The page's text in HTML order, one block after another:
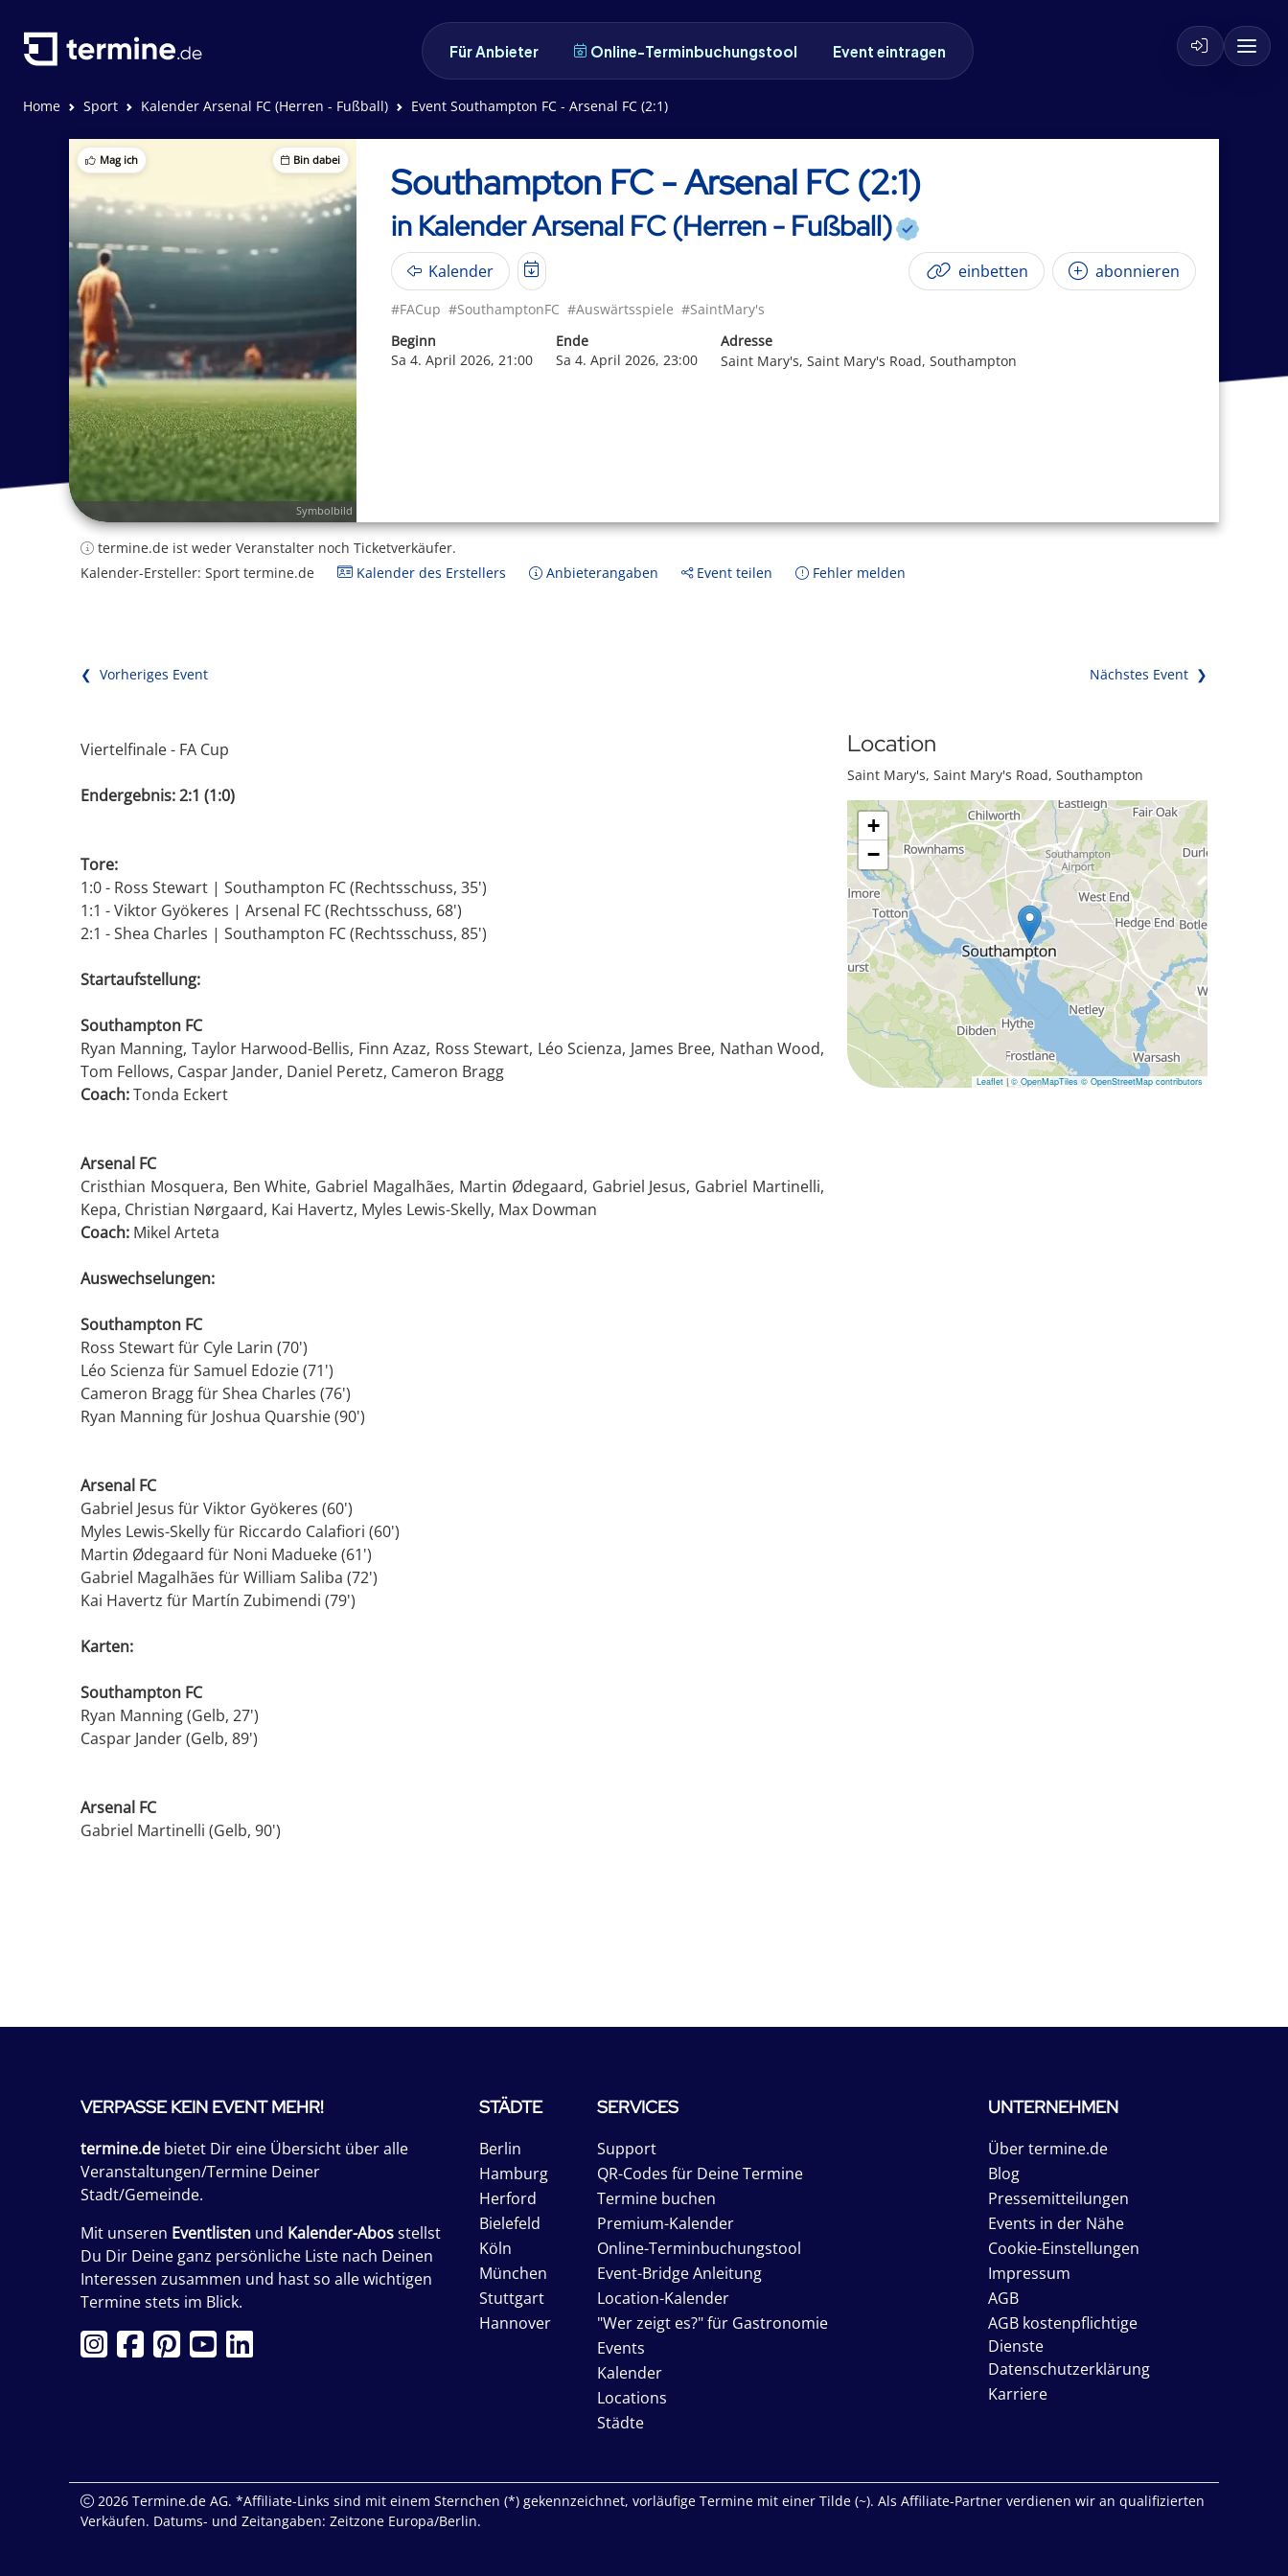
Für Anbieter Online-Terminbuchungstool Event eintragen
Home Sport Kalender Arsenal FC (Herren - Fußball) Event Southampton FC - Arsenal FC (2:1)
Mag ich Bin dabei
Symbolbild
Southampton FC - Arsenal FC (2:1)
in Kalender Arsenal FC (Herren - Fußball)
Kalender einbetten abonnieren
#FACup #SouthamptonFC #Auswärtsspiele #SaintMary's
Beginn
Sa 4. April 2026, 21:00
Ende
Sa 4. April 2026, 23:00
Adresse
Saint Mary's, Saint Mary's Road, Southampton
termine.de ist weder Veranstalter noch Ticketverkäufer.
Kalender-Ersteller: Sport termine.de
Kalender des Erstellers Anbieterangaben Event teilen Fehler melden
❮ Vorheriges Event Nächstes Event ❯
Viertelfinale - FA Cup
Endergebnis: 2:1 (1:0)
Tore:
1:0 - Ross Stewart | Southampton FC (Rechtsschuss, 35')
1:1 - Viktor Gyökeres | Arsenal FC (Rechtsschuss, 68')
2:1 - Shea Charles | Southampton FC (Rechtsschuss, 85')
Startaufstellung:
Southampton FC
Ryan Manning, Taylor Harwood-Bellis, Finn Azaz, Ross Stewart, Léo Scienza, James Bree, Nathan Wood,
Tom Fellows, Caspar Jander, Daniel Peretz, Cameron Bragg
Coach:Tonda Eckert
Arsenal FC
Cristhian Mosquera, Ben White, Gabriel Magalhães, Martin Ødegaard, Gabriel Jesus, Gabriel Martinelli,
Kepa, Christian Nørgaard, Kai Havertz, Myles Lewis-Skelly, Max Dowman
Coach: Mikel Arteta
Auswechselungen:
Southampton FC
Ross Stewart für Cyle Larin (70')
Léo Scienza für Samuel Edozie (71')
Cameron Bragg für Shea Charles (76')
Ryan Manning für Joshua Quarshie (90')
Arsenal FC
Gabriel Jesus für Viktor Gyökeres (60')
Myles Lewis-Skelly für Riccardo Calafiori (60')
Martin Ødegaard für Noni Madueke (61')
Gabriel Magalhães für William Saliba (72')
Kai Havertz für Martín Zubimendi (79')
Karten:
Southampton FC
Ryan Manning (Gelb, 27')
Caspar Jander (Gelb, 89')
Arsenal FC
Gabriel Martinelli (Gelb, 90')
Location
Saint Mary's, Saint Mary's Road, Southampton
+
−
Leaflet | © OpenMapTiles © OpenStreetMap contributors
VERPASSE KEIN EVENT MEHR!
termine.de bietet Dir eine Übersicht über alle
Veranstaltungen/Termine Deiner
Stadt/Gemeinde.
Mit unseren Eventlisten und Kalender-Abosstellst
Du Dir Deine ganz persönliche Liste nach Deinen
Interessen zusammen und hast so alle wichtigen
Termine stets im Blick.
STÄDTE
Berlin
Hamburg
Herford
Bielefeld
Köln
München
Stuttgart
Hannover
SERVICES
Support
QR-Codes für Deine Termine
Termine buchen
Premium-Kalender
Online-Terminbuchungstool
Event-Bridge Anleitung
Location-Kalender
"Wer zeigt es?" für Gastronomie
Events
Kalender
Locations
Städte
UNTERNEHMEN
Über termine.de
Blog
Pressemitteilungen
Events in der Nähe
Cookie-Einstellungen
Impressum
AGB
AGB kostenpflichtige
Dienste
Datenschutzerklärung
Karriere
2026 Termine.de AG. *Affiliate-Links sind mit einem Sternchen (*) gekennzeichnet, vorläufige Termine mit einer Tilde (~). Als Affiliate-Partner verdienen wir an qualifizierten
Verkäufen. Datums- und Zeitangaben: Zeitzone Europa/Berlin.